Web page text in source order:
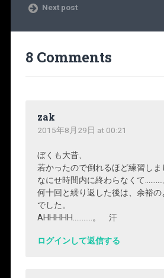
Next post
8 Comments
zak
2015年8月29日 at 00:21
ぼくも大昔、
若かったので倒れるほど練習しま
なにせ時間内に終わらなくて……….
何十回と繰り返した後は、余裕の
でした。
AHHHHH………..。 汗
ログインして返信する